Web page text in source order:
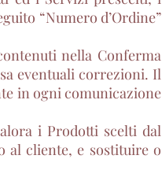
“Numero d’Ordine”
nella Conferma
eventuali correzioni. Il
in ogni comunicazione
i Prodotti scelti dal
al cliente, e sostituire o